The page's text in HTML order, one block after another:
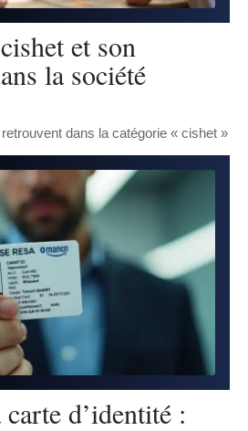
et son
la société
dans la catégorie « cishet »
d’identité :